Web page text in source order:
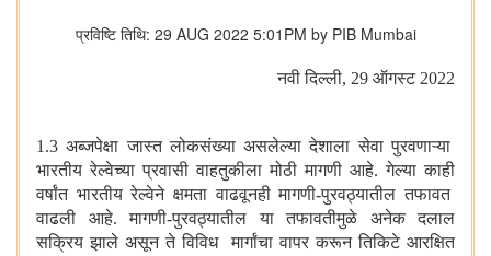
प्रविष्टि तिथि: 29 AUG 2022 5:01PM by PIB Mumbai
नवी दिल्ली, 29 ऑगस्ट 2022
1.3 अब्जपेक्षा जास्त लोकसंख्या असलेल्या देशाला सेवा पुरवणाऱ्या
भारतीय रेल्वेच्या प्रवासी वाहतुकीला मोठी मागणी आहे. गेल्या काही
वर्षांत भारतीय रेल्वेने क्षमता वाढवूनही मागणी-पुरवठ्यातील तफावत
वाढली आहे. मागणी-पुरवठ्यातील या तफावतीमुळे अनेक दलाल
सक्रिय झाले असून ते विविध मार्गांचा वापर करून तिकिटे आरक्षित